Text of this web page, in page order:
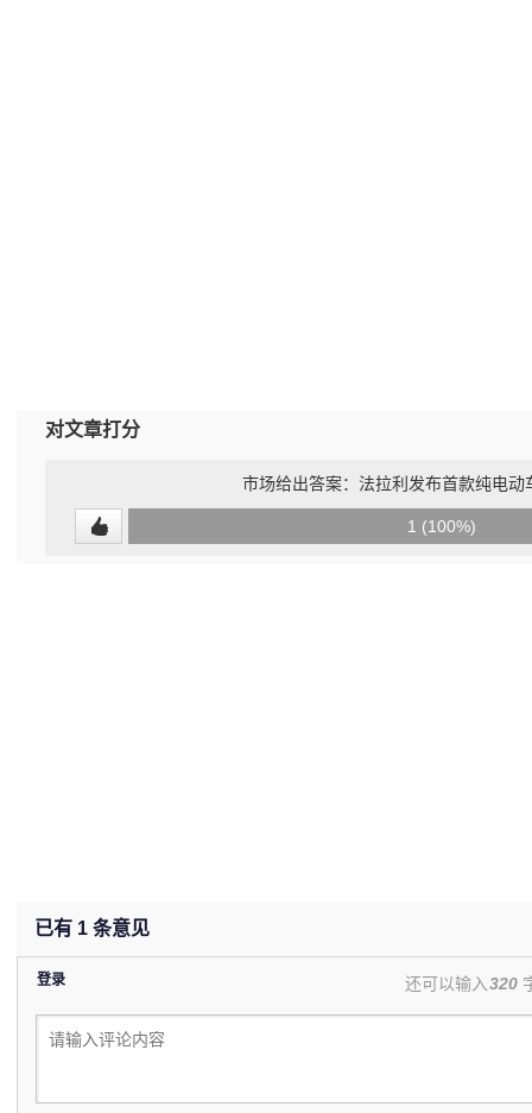
对文章打分
市场给出答案：法拉利发布首款纯电动
1 (100%)
已有 1 条意见
登录 还可以输入320